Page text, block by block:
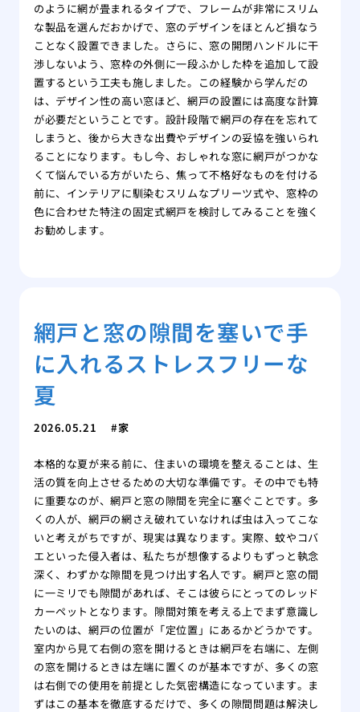
のように網が畳まれるタイプで、フレームが非常にスリム
な製品を選んだおかげで、窓のデザインをほとんど損なう
ことなく設置できました。さらに、窓の開閉ハンドルに干
渉しないよう、窓枠の外側に一段ふかした枠を追加して設
置するという工夫も施しました。この経験から学んだの
は、デザイン性の高い窓ほど、網戸の設置には高度な計算
が必要だということです。設計段階で網戸の存在を忘れて
しまうと、後から大きな出費やデザインの妥協を強いられ
ることになります。もし今、おしゃれな窓に網戸がつかな
くて悩んでいる方がいたら、焦って不格好なものを付ける
前に、インテリアに馴染むスリムなプリーツ式や、窓枠の
色に合わせた特注の固定式網戸を検討してみることを強く
お勧めします。
網戸と窓の隙間を塞いで手
に入れるストレスフリーな
夏
2026.05.21 家
本格的な夏が来る前に、住まいの環境を整えることは、生
活の質を向上させるための大切な準備です。その中でも特
に重要なのが、網戸と窓の隙間を完全に塞ぐことです。多
くの人が、網戸の網さえ破れていなければ虫は入ってこな
いと考えがちですが、現実は異なります。実際、蚊やコバ
エといった侵入者は、私たちが想像するよりもずっと執念
深く、わずかな隙間を見つけ出す名人です。網戸と窓の間
に一ミリでも隙間があれば、そこは彼らにとってのレッド
カーペットとなります。隙間対策を考える上でまず意識し
たいのは、網戸の位置が「定位置」にあるかどうかです。
室内から見て右側の窓を開けるときは網戸を右端に、左側
の窓を開けるときは左端に置くのが基本ですが、多くの窓
は右側での使用を前提とした気密構造になっています。ま
ずはこの基本を徹底するだけで、多くの隙間問題は解決し